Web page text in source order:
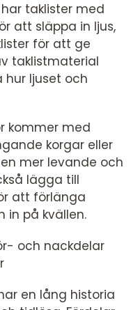
har taklister med
att släppa in ljus,
för att ge
taklistmaterial
hur ljuset och
kommer med
korgar eller
mer levande och
lägga till
att förlänga
in på kvällen.
och nackdelar
en lång historia